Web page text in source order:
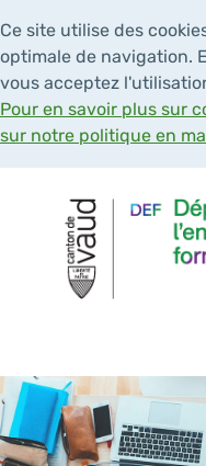
Ce site utilise des
optimale de navigation.
vous acceptez
Pour en savoir plus sur
sur notre politique en